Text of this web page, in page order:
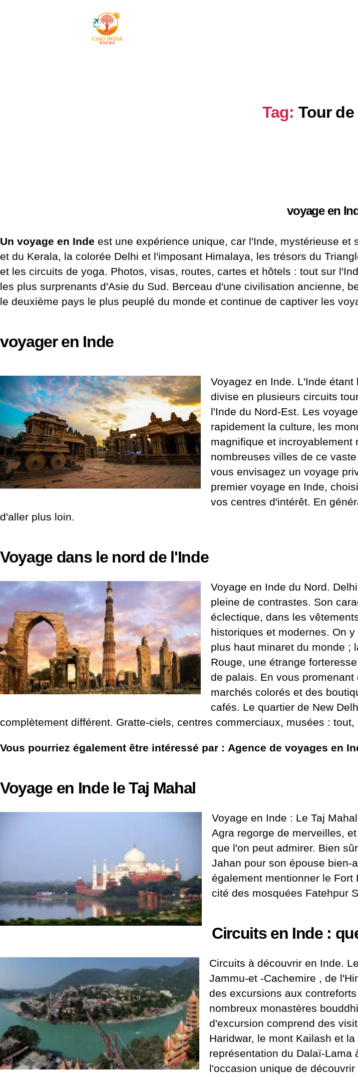
Tag: Tour
voyage en
Un voyage en Inde est une expérience unique, car l'Inde, mystérieuse
et du Kerala, la colorée Delhi et l'imposant Himalaya, les trésors du
et les circuits de yoga. Photos, visas, routes, cartes et hôtels : tout sur
les plus surprenants d'Asie du Sud. Berceau d'une civilisation ancienne,
le deuxième pays le plus peuplé du monde et continue de captiver les
voyager en Inde
Voyagez en Inde. L'Inde
divise en plusieurs circuits
l'Inde du Nord-Est. Les
rapidement la culture, les
magnifique et
nombreuses villes de ce
vous envisagez un voyage
premier voyage en Inde,
vos centres d'intérêt. En
d'aller plus loin.
Voyage dans le nord de l'Inde
Voyage en Inde du Nord.
pleine de contrastes. Son
éclectique, dans les
historiques et modernes. On
plus haut minaret du monde ;
Rouge, une étrange
de palais. En vous
marchés colorés et des
cafés. Le quartier de New
complètement différent. Gratte-ciels, centres commerciaux, musées :
Vous pourriez également être intéressé par : Agence de voyages en
Voyage en Inde le Taj Mahal
Voyage en Inde : Le Taj
Agra regorge de merveilles,
que l'on peut admirer. Bien
Jahan pour son épouse bien-
également mentionner le
cité des mosquées Fatehpur
Circuits en Inde :
Circuits à découvrir en Inde.
Jammu-et -Cachemire , de
des excursions aux
nombreux monastères
d'excursion comprend des
Haridwar, le mont Kailash et
représentation du Dalaï-Lama
l'occasion unique de